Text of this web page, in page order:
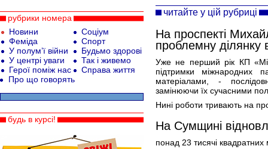
читайте у цій рубриці
На проспекті
проблемну ділянку
Уже не перший рік КП
підтримки міжнародних
матеріалами, -
замінюючи їх сучасними
Нині роботи тривають на
На Сумщині
понад 23 тисячі квадратних
рубрики номера
Новини
Феміда
У полум’ї війни
У центрі уваги
Герої поміж нас
Соціум
Спорт
Будьмо здорові
Так і живемо
Справа життя
Про що говорять
будь в курсі!